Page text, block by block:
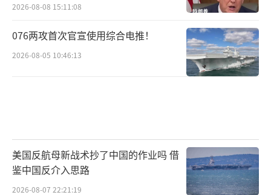
2026-08-08 15:11:08
076两攻首次官宣使用综合电推！
2026-08-05 10:46:13
美国反航母新战术抄了中国的作业吗 借
鉴中国反介入思路
2026-08-07 22:21:19